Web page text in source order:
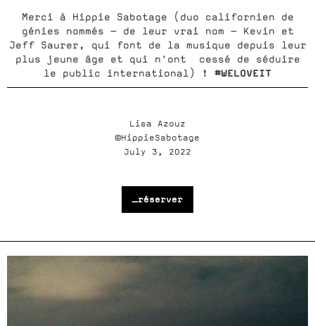
Merci à Hippie Sabotage (duo californien de
génies nommés - de leur vrai nom - Kevin et
Jeff Saurer, qui font de la musique depuis leur
plus jeune âge et qui n'ont cessé de séduire
le public international) ! #WELOVEIT
Lisa Azouz
©HippieSabotage
July 3, 2022
_réserver